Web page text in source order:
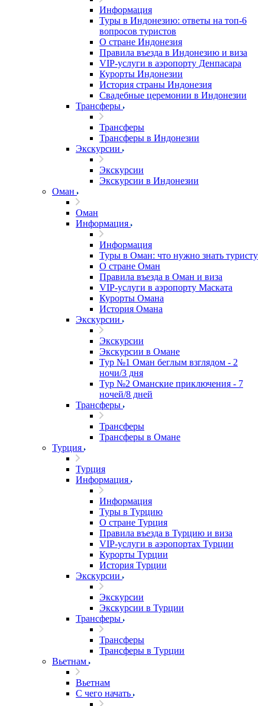
Информация
Туры в Индонезию: ответы на топ-6
вопросов туристов
О стране Индонезия
Правила въезда в Индонезию и виза
VIP-услуги в аэропорту Денпасара
Курорты Индонезии
История страны Индонезия
Свадебные церемонии в Индонезии
Трансферы
Трансферы
Трансферы в Индонезии
Экскурсии
Экскурсии
Экскурсии в Индонезии
Оман
Оман
Информация
Информация
Туры в Оман: что нужно знать туристу
О стране Оман
Правила въезда в Оман и виза
VIP-услуги в аэропорту Маската
Курорты Омана
История Омана
Экскурсии
Экскурсии
Экскурсии в Омане
Тур №1 Оман беглым взглядом - 2
ночи/3 дня
Тур №2 Оманские приключения - 7
ночей/8 дней
Трансферы
Трансферы
Трансферы в Омане
Турция
Турция
Информация
Информация
Туры в Турцию
О стране Турция
Правила въезда в Турцию и виза
VIP-услуги в аэропортах Турции
Курорты Турции
История Турции
Экскурсии
Экскурсии
Экскурсии в Турции
Трансферы
Трансферы
Трансферы в Турции
Вьетнам
Вьетнам
С чего начать